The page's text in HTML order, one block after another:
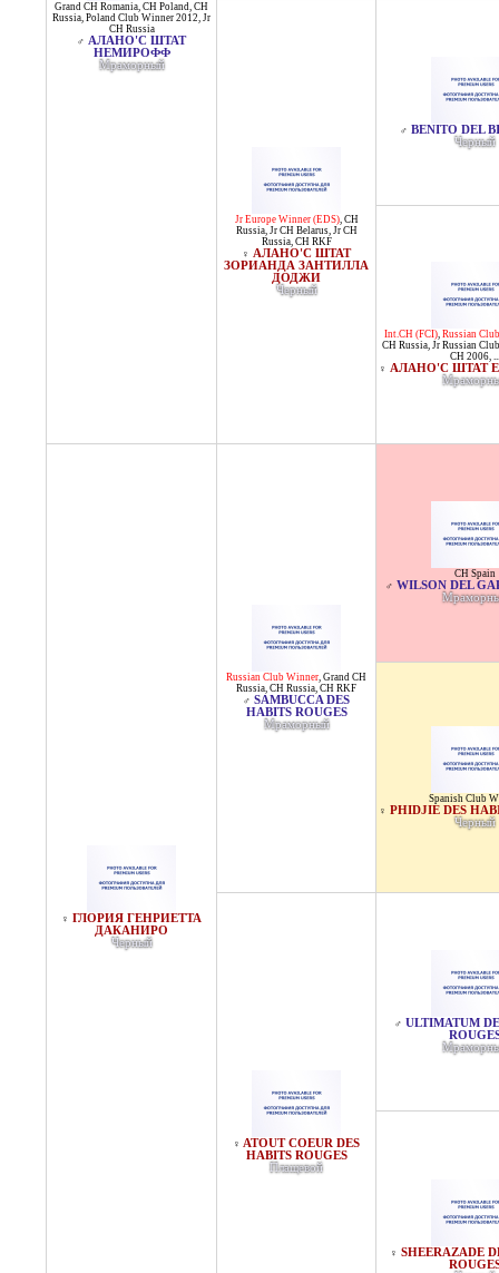
Grand CH Romania, CH Poland, CH
Russia, Poland Club Winner 2012, Jr
CH Russia
♂ АЛАНО'С ШТАТ
НЕМИРОФФ
Мраморный
Jr Europe Winner (EDS), CH
Russia, Jr CH Belarus, Jr CH
Russia, CH RKF
♀ АЛАНО'С ШТАТ
ЗОРИАНДА ЗАНТИЛЛА
ДОДЖИ
Черный
♂ BENITO DEL
Черный
Int.CH (FCI), Russian
CH Russia, Jr Russian
CH 2006, ...
♀ АЛАНО'С ШТАТ
♀ ГЛОРИЯ ГЕНРИЕТТА
ДАКАНИРО
Черный
Russian Club Winner, Grand CH
Russia, CH Russia, CH RKF
♂ SAMBUCCA DES
HABITS ROUGES
Мраморный
CH Spain
♂ WILSON DEL
Spanish Club
♀ PHIDJIE DES
Черный
♀ ATOUT COEUR DES
HABITS ROUGES
Плащевой
♂ ULTIMATUM
♀ SHEERAZADE